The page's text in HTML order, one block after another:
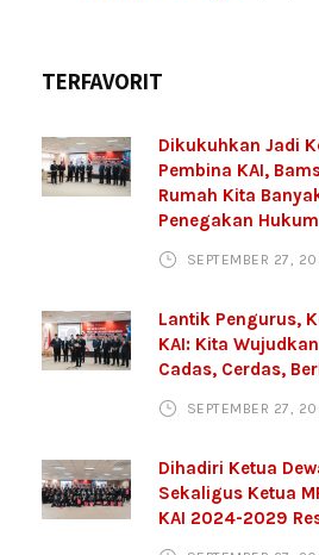
TERFAVORIT
Dikukuhkan Jadi
Pembina KAI,
Rumah Kita
Penegakan Hukum
SEPTEMBER 27,
Lantik Pengurus,
KAI: Kita
Cadas, Cerdas,
SEPTEMBER 27,
Dihadiri Ketua
Sekaligus Ketua
KAI 2024-2029